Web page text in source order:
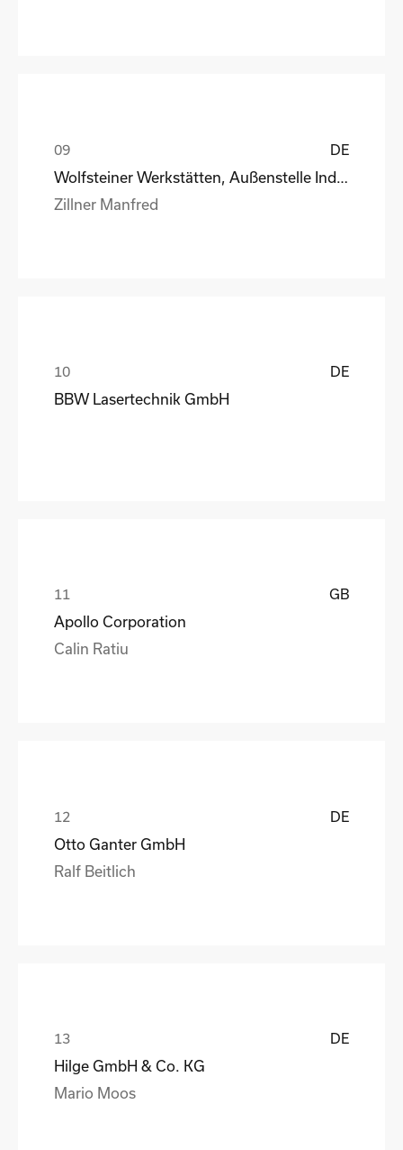
DE
Zillner Manfred
DE
BBW Lasertechnik GmbH
GB
Apollo Corporation
Calin Ratiu
DE
Otto Ganter GmbH
Ralf Beitlich
DE
Hilge GmbH & Co. KG
Mario Moos